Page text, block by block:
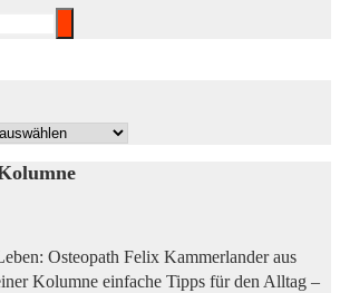
Osteopath Felix Kammerlander aus
Kolumne einfache Tipps für den Alltag –